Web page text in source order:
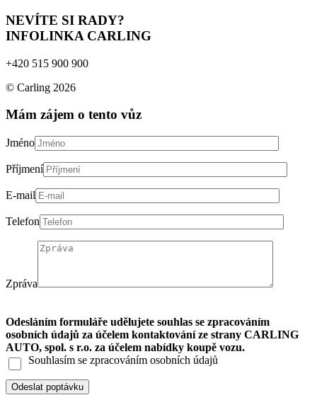
NEVÍTE SI RADY?
INFOLINKA CARLING
+420 515 900 900
© Carling 2026
Mám zájem o tento vůz
Jméno
Příjmení
E-mail
Telefon
Zpráva
Odesláním formuláře udělujete souhlas se zpracováním
osobních údajů za účelem kontaktování ze strany CARLING
AUTO, spol. s r.o. za účelem nabídky koupě vozu.
Souhlasím se zpracováním osobních údajů